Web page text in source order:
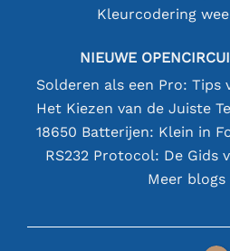
Kleurcodering
NIEUWE
RS232 Protocol: De Gids
Meer blogs